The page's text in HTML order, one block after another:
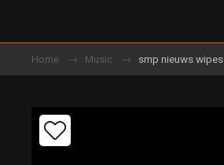
Home Music smp nieuws wipes